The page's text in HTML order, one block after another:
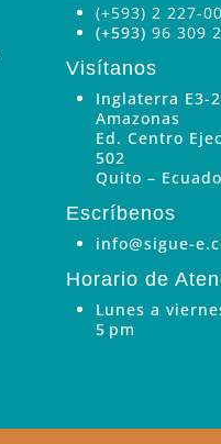
(+593) 2 227-
(+593) 96 309
Visítanos
Inglaterra E3-
Amazonas
Ed. Centro
502
Quito –
Escríbenos
info@sigue-
Horario de
Lunes a
5 pm